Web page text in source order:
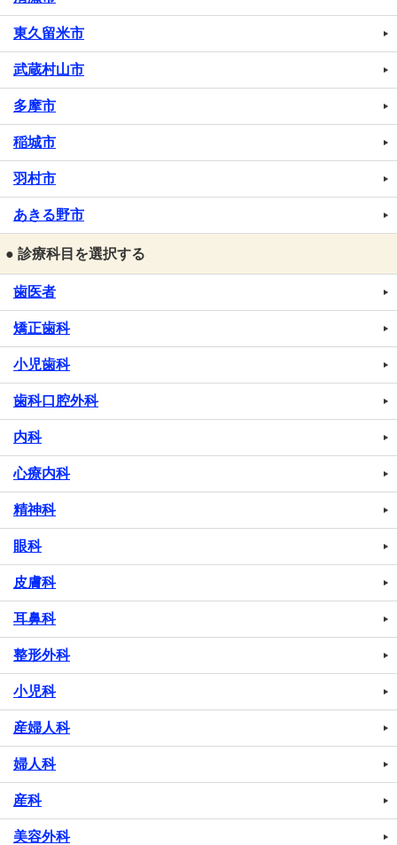
東久留米市
武蔵村山市
多摩市
稲城市
羽村市
あきる野市
● 診療科目を選択する
歯医者
矯正歯科
小児歯科
歯科口腔外科
内科
心療内科
精神科
眼科
皮膚科
耳鼻科
整形外科
小児科
産婦人科
婦人科
産科
美容外科